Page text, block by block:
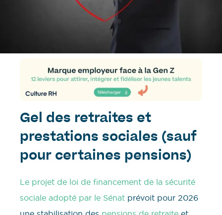
Gel des retraites et
prestations sociales (sauf
pour certaines pensions)
Le projet de loi de financement de la sécurité
sociale adopté par le Sénat prévoit pour 2026